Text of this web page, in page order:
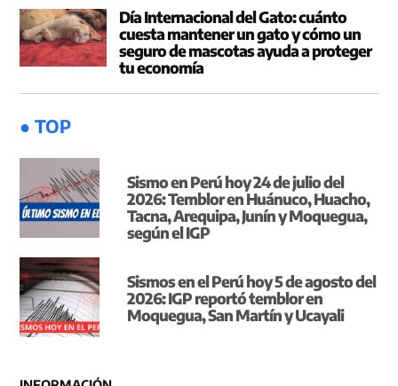
Día Internacional del Gato: cuánto
cuesta mantener un gato y cómo un
seguro de mascotas ayuda a proteger
tu economía
● TOP
Sismo en Perú hoy 24 de julio del
2026: Temblor en Huánuco, Huacho,
Tacna, Arequipa, Junín y Moquegua,
según el IGP
Sismos en el Perú hoy 5 de agosto del
2026: IGP reportó temblor en
Moquegua, San Martín y Ucayali